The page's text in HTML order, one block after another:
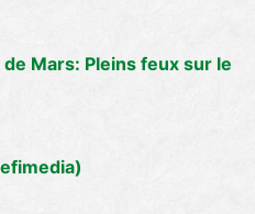
Mars: Pleins feux sur le